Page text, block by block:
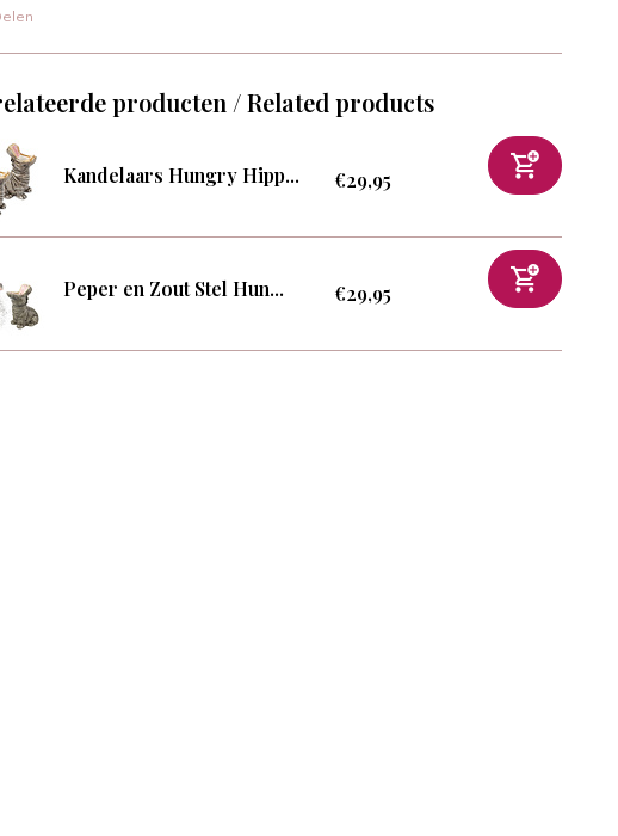
producten / Related products
Kandelaars Hungry Hipp... €29,95
Peper en Zout Stel Hun... €29,95